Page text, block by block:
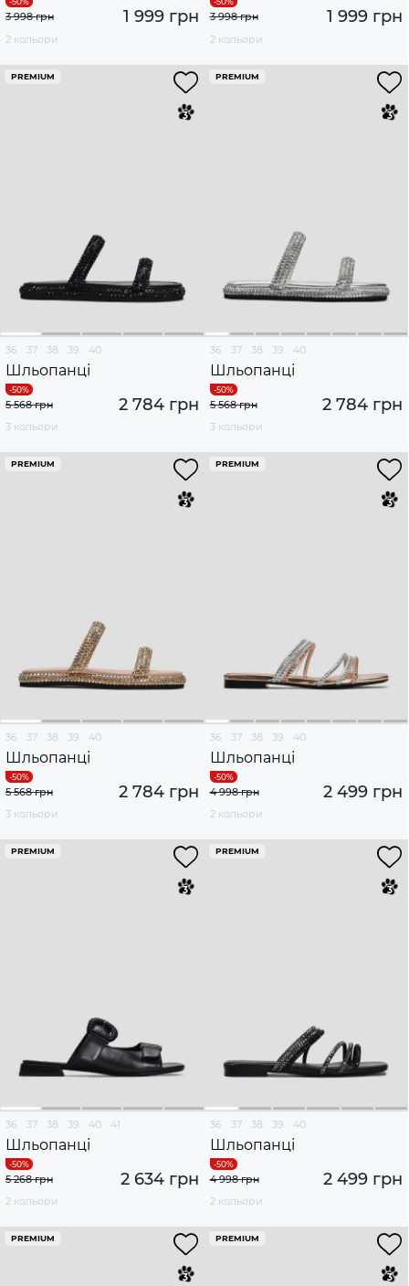
1 999 грн
3 998 грн
2 кольори
1 999 грн
3 998 грн
2 кольори
PREMIUM
36 37 38 39 40
Шльопанці
2 784 грн
5 568 грн
3 кольори
PREMIUM
36 37 38 39 40
Шльопанці
2 784 грн
5 568 грн
3 кольори
PREMIUM
36 37 38 39 40
Шльопанці
2 784 грн
5 568 грн
3 кольори
PREMIUM
36 37 38 39 40
Шльопанці
2 499 грн
4 998 грн
2 кольори
PREMIUM
36 37 38 39 40 41
Шльопанці
2 634 грн
5 268 грн
2 кольори
PREMIUM
36 37 38 39 40
Шльопанці
2 499 грн
4 998 грн
2 кольори
PREMIUM PREMIUM